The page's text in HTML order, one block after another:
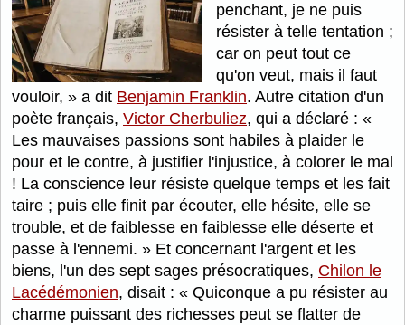
penchant, je ne puis
résister à telle tentation ;
car on peut tout ce
qu'on veut, mais il faut
vouloir,
a dit Benjamin Franklin. Autre citation d'un
poète français, Victor Cherbuliez, qui a déclaré :
Les mauvaises passions sont habiles à plaider le
pour et le contre, à justifier l'injustice, à colorer le mal
! La conscience leur résiste quelque temps et les fait
taire ; puis elle finit par écouter, elle hésite, elle se
trouble, et de faiblesse en faiblesse elle déserte et
passe à l'ennemi.
Et concernant l'argent et les
biens, l'un des sept sages présocratiques, Chilon le
Lacédémonien, disait :
Quiconque a pu résister au
charme puissant des richesses peut se flatter de